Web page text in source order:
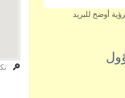
أوضح للبريد